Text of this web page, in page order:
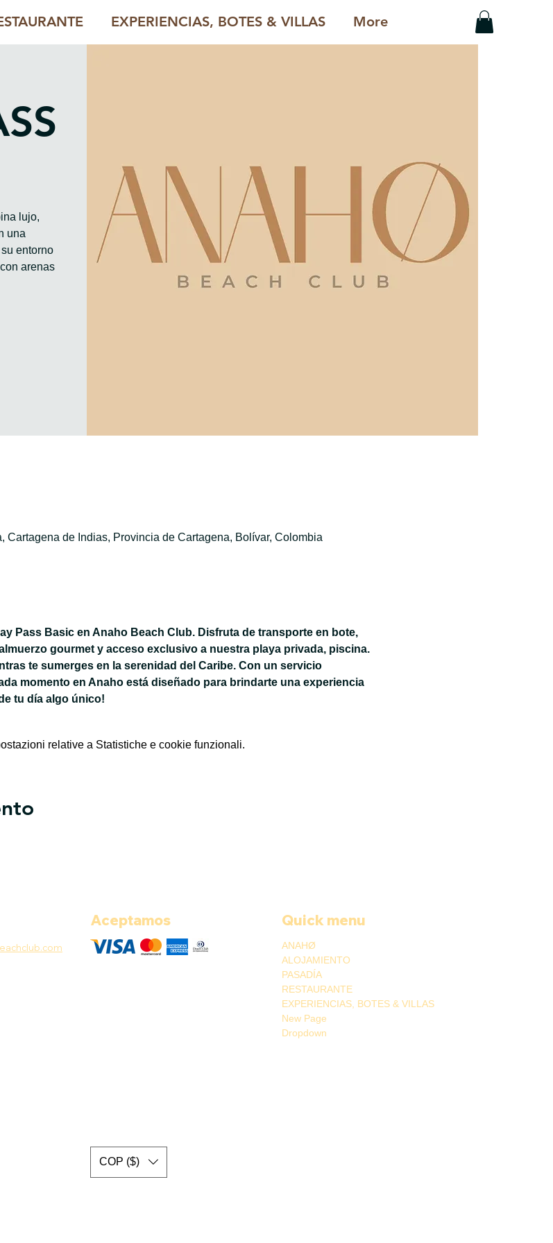
EXPERIENCIAS, BOTES & VILLAS More
lujo,
una
entorno
arenas
Cartagena de Indias, Provincia de Cartagena, Bolívar, Colombia
Pass Basic en Anaho Beach Club. Disfruta de transporte en bote,
gourmet y acceso exclusivo a nuestra playa privada, piscina.
te sumerges en la serenidad del Caribe. Con un servicio
momento en Anaho está diseñado para brindarte una experiencia
tu día algo único!
relative a Statistiche e cookie funzionali.
Aceptamos Quick menu
ANAHØ
ALOJAMIENTO
PASADÍA
RESTAURANTE
EXPERIENCIAS, BOTES & VILLAS
New Page
Dropdown
COP ($)